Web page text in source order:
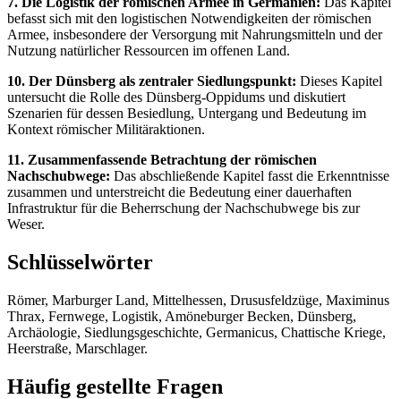
befasst sich mit den logistischen Notwendigkeiten der römischen
Armee, insbesondere der Versorgung mit Nahrungsmitteln und der
Nutzung natürlicher Ressourcen im offenen Land.
10. Der Dünsberg als zentraler Siedlungspunkt: Dieses Kapitel
untersucht die Rolle des Dünsberg-Oppidums und diskutiert
Szenarien für dessen Besiedlung, Untergang und Bedeutung im
Kontext römischer Militäraktionen.
11. Zusammenfassende Betrachtung der römischen
Nachschubwege: Das abschließende Kapitel fasst die Erkenntnisse
zusammen und unterstreicht die Bedeutung einer dauerhaften
Infrastruktur für die Beherrschung der Nachschubwege bis zur
Weser.
Schlüsselwörter
Römer, Marburger Land, Mittelhessen, Drususfeldzüge, Maximinus
Thrax, Fernwege, Logistik, Amöneburger Becken, Dünsberg,
Archäologie, Siedlungsgeschichte, Germanicus, Chattische Kriege,
Heerstraße, Marschlager.
Häufig gestellte Fragen